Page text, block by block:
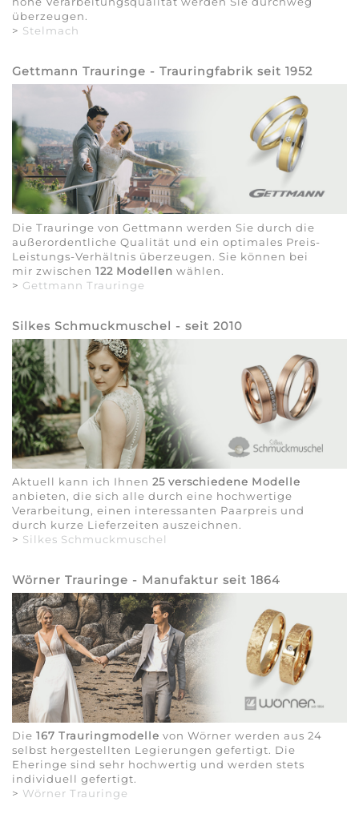
überzeugen.
> Stelmach
Gettmann Trauringe - Trauringfabrik seit 1952
Die Trauringe von Gettmann werden Sie durch die
außerordentliche Qualität und ein optimales Preis-
Leistungs-Verhältnis überzeugen. Sie können bei
mir zwischen 122 Modellen wählen.
> Gettmann Trauringe
Silkes Schmuckmuschel - seit 2010
Aktuell kann ich Ihnen 25 verschiedene Modelle
anbieten, die sich alle durch eine hochwertige
Verarbeitung, einen interessanten Paarpreis und
durch kurze Lieferzeiten auszeichnen.
> Silkes Schmuckmuschel
Wörner Trauringe - Manufaktur seit 1864
Die 167 Trauringmodelle von Wörner werden aus 24
selbst hergestellten Legierungen gefertigt. Die
Eheringe sind sehr hochwertig und werden stets
individuell gefertigt.
> Wörner Trauringe